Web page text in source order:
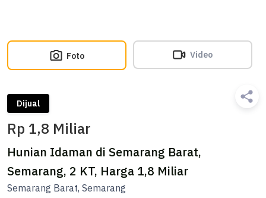
Foto Video
Dijual
Rp 1,8 Miliar
Hunian Idaman di Semarang Barat,
Semarang, 2 KT, Harga 1,8 Miliar
Semarang Barat, Semarang